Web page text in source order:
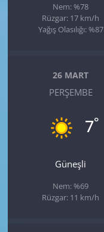
Nem: %78
Rüzgar: 17 km/h
Yağış Olasılığı: %87
26 MART
PERŞEMBE
7°
Güneşli
Nem: %69
Rüzgar: 11 km/h